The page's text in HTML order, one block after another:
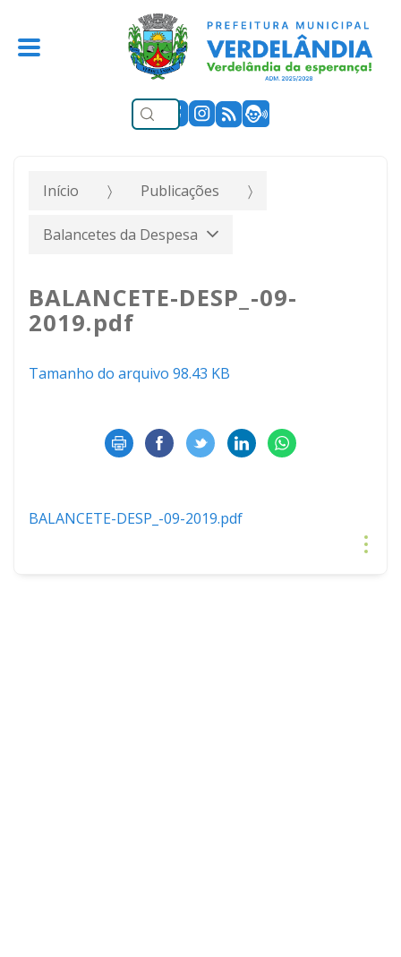
Início Publicações
Balancetes da Despesa
BALANCETE-DESP_-09-
2019.pdf
Tamanho do arquivo 98.43 KB
BALANCETE-DESP_-09-2019.pdf